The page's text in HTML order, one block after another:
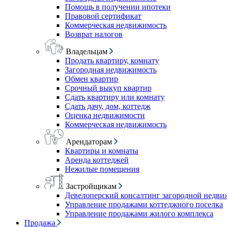
Помощь в получении ипотеки
Правовой сертификат
Коммерческая недвижимость
Возврат налогов
Владельцам
Продать квартиру, комнату
Загородная недвижимость
Обмен квартир
Срочный выкуп квартир
Сдать квартиру или комнату
Сдать дачу, дом, коттедж
Оценка недвижимости
Коммерческая недвижимость
Арендаторам
Квартиры и комнаты
Аренда коттеджей
Нежилые помещения
Застройщикам
Девелоперский консалтинг загородной
Управление продажами коттеджного поселка
Управление продажами жилого комплекса
Продажа